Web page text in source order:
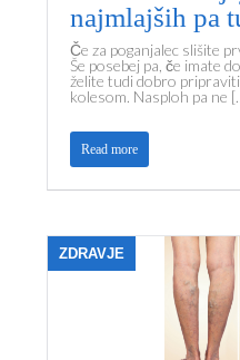
najmlajših pa
Če za poganjalec slišite
Še posebej pa, če imate
želite tudi dobro
kolesom. Nasploh pa ne
Read more
ZDRAVJE